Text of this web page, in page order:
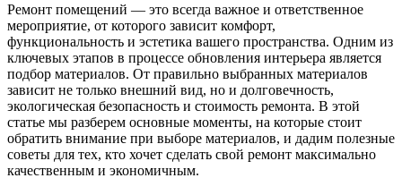
Ремонт помещений — это всегда важное и ответственное
мероприятие, от которого зависит комфорт,
функциональность и эстетика вашего пространства. Одним из
ключевых этапов в процессе обновления интерьера является
подбор материалов. От правильно выбранных материалов
зависит не только внешний вид, но и долговечность,
экологическая безопасность и стоимость ремонта. В этой
статье мы разберем основные моменты, на которые стоит
обратить внимание при выборе материалов, и дадим полезные
советы для тех, кто хочет сделать свой ремонт максимально
качественным и экономичным.